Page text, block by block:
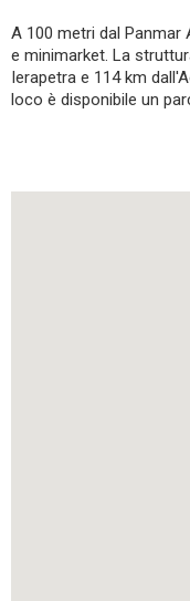
A 100 metri dal Panmar
e minimarket. La
Ierapetra e 114 km
loco è disponibile un